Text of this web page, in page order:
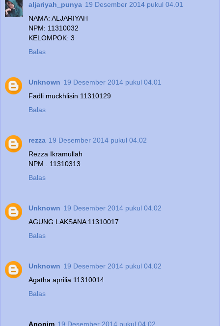
aljariyah_punya 19 Desember 2014 pukul 04.01
NAMA: ALJARIYAH
NPM: 11310032
KELOMPOK: 3
Balas
Unknown 19 Desember 2014 pukul 04.01
Fadli muckhlisin 11310129
Balas
rezza 19 Desember 2014 pukul 04.02
Rezza Ikramullah
NPM : 11310313
Balas
Unknown 19 Desember 2014 pukul 04.02
AGUNG LAKSANA 11310017
Balas
Unknown 19 Desember 2014 pukul 04.02
Agatha aprilia 11310014
Balas
Anonim 19 Desember 2014 pukul 04.02